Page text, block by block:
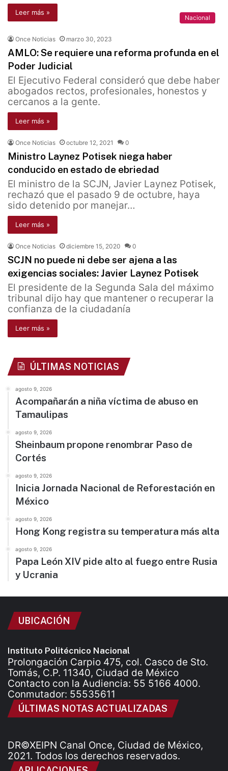
Leer más »
Nacional
Once Noticias marzo 30, 2023
AMLO: Se requiere una reforma profunda en el
Poder Judicial
El Ejecutivo Federal consideró que debe haber
abogados rectos, profesionales, honestos y
cercanos a la gente.
Leer más »
Once Noticias octubre 12, 2021 0
Ministro Laynez Potisek niega haber
conducido en estado de ebriedad
El ministro de la SCJN, Javier Laynez Potisek,
rechazó que el pasado 9 de octubre, haya
sido detenido por manejar…
Leer más »
Once Noticias diciembre 15, 2020 0
SCJN no puede ni debe ser ajena a las
exigencias sociales: Javier Laynez Potisek
El presidente de la Segunda Sala del máximo
tribunal dijo hay que mantener o recuperar la
confianza de la ciudadanía
Leer más »
ÚLTIMAS NOTICIAS
agosto 9, 2026
Acompañarán a niña víctima de abuso en
Tamaulipas
agosto 9, 2026
Sheinbaum propone renombrar Paso de
Cortés
agosto 9, 2026
Inicia Jornada Nacional de Reforestación en
México
agosto 9, 2026
Hong Kong registra su temperatura más alta
agosto 9, 2026
Papa León XIV pide alto al fuego entre Rusia
y Ucrania
UBICACIÓN
Instituto Politécnico Nacional
Prolongación Carpio 475, col. Casco de Sto.
Tomás, C.P. 11340, Ciudad de México
Contacto con la Audiencia: 55 5166 4000.
Conmutador: 55535611
ÚLTIMAS NOTAS ACTUALIZADAS
DR©XEIPN Canal Once, Ciudad de México,
2021. Todos los derechos reservados.